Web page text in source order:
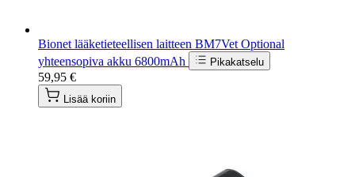
Bionet lääketieteellisen laitteen BM7Vet Optional
yhteensopiva akku 6800mAh
Pikakatselu
59,95 €
Lisää koriin